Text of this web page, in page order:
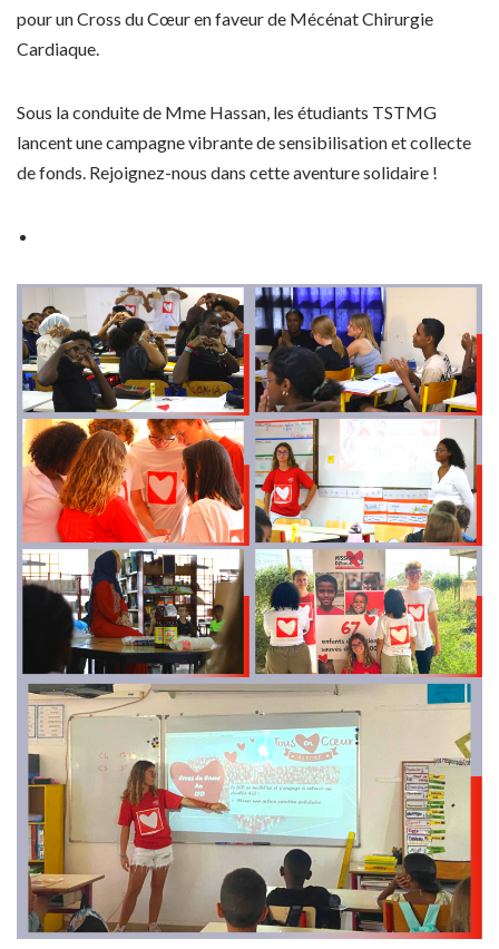
pour un Cross du Cœur en faveur de Mécénat Chirurgie
Cardiaque.
Sous la conduite de Mme Hassan, les étudiants TSTMG
lancent une campagne vibrante de sensibilisation et collecte
de fonds. Rejoignez-nous dans cette aventure solidaire !